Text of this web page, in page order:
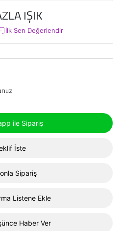
IŞIK
İlk Sen Değerlendir
ile Sipariş
İste
Sipariş
Listene Ekle
Haber Ver